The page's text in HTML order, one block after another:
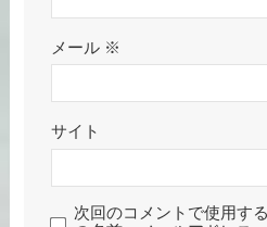
メール ※
サイト
次回のコメントで使用す